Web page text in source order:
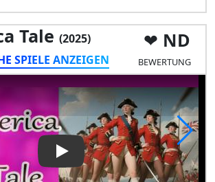
Tale (2025)
SPIELE ANZEIGEN
ND
BEWERTUNG
Play Video: Merica Tale